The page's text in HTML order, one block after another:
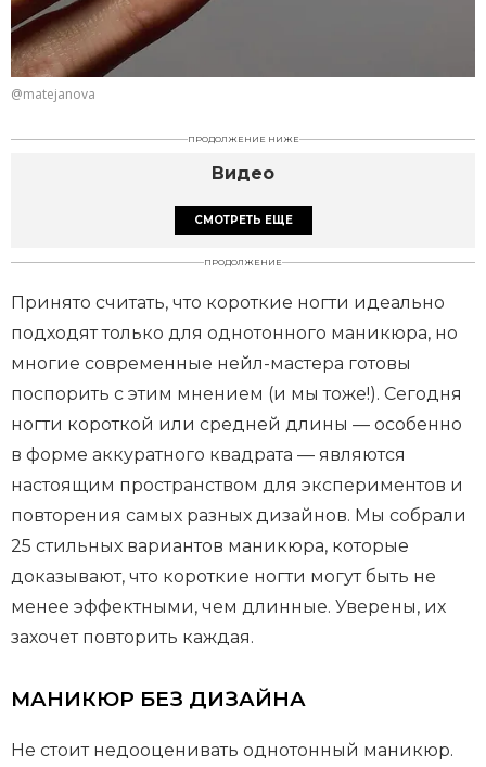
@matejanova
ПРОДОЛЖЕНИЕ НИЖЕ
Видео
СМОТРЕТЬ ЕЩЕ
ПРОДОЛЖЕНИЕ
Принято считать, что короткие ногти идеально
подходят только для однотонного маникюра, но
многие современные нейл-мастера готовы
поспорить с этим мнением (и мы тоже!). Сегодня
ногти короткой или средней длины — особенно
в форме аккуратного квадрата — являются
настоящим пространством для экспериментов и
повторения самых разных дизайнов. Мы собрали
25 стильных вариантов маникюра, которые
доказывают, что короткие ногти могут быть не
менее эффектными, чем длинные. Уверены, их
захочет повторить каждая.
МАНИКЮР БЕЗ ДИЗАЙНА
Не стоит недооценивать однотонный маникюр.